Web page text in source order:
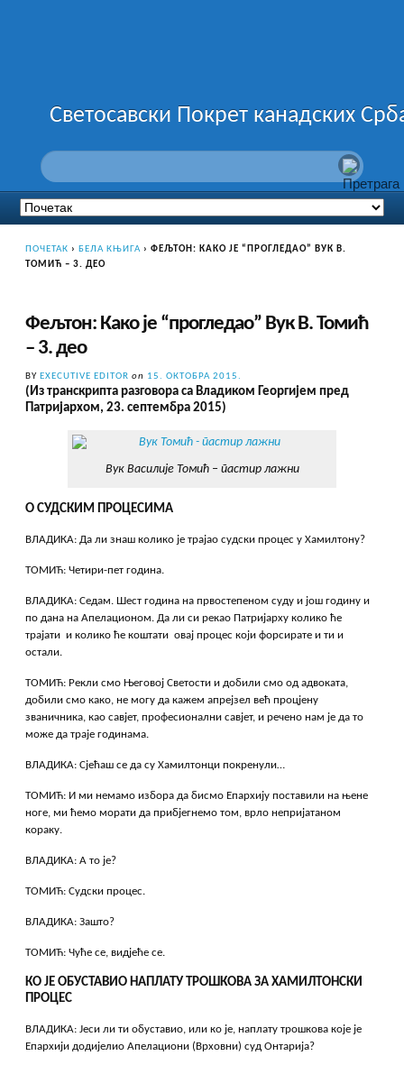
Светосавски Покрет канадских
ПОЧЕТАК › БЕЛА КЊИГА › ФЕЉТОН: КАКО ЈЕ “ПРОГЛЕДАО” ВУК В.
ТОМИЋ – 3. ДЕО
Фељтон: Како је “прогледао” Вук В. Томић
– 3. део
BYEXECUTIVE EDITOR on 15. ОКТОБРА 2015.
(Из транскрипта разговора са Владиком Георгијем пред
Патријархом, 23. септембра 2015)
Вук Василије Томић – пастир лажни
О СУДСКИМ ПРОЦЕСИМА
ВЛАДИКА: Да ли знаш колико је трајао судски процес у Хамилтону?
ТОМИЋ: Четири-пет година.
ВЛАДИКА: Седам. Шест година на првостепеном суду и још годину и
по дана на Апелационом. Да ли си рекао Патријарху колико ће
трајати и колико ће коштати овај процес који форсирате и ти и
остали.
ТОМИЋ: Рекли смо Његовој Светости и добили смо од адвоката,
добили смо како, не могу да кажем апрејзел већ процјену
званичника, као савјет, професионални савјет, и речено нам је да то
може да траје годинама.
ВЛАДИКА: Сјећаш се да су Хамилтонци покренули…
ТОМИЋ: И ми немамо избора да бисмо Епархију поставили на њене
ноге, ми ћемо морати да прибјегнемо том, врло непријатаном
кораку.
ВЛАДИКА: А то је?
ТОМИЋ: Судски процес.
ВЛАДИКА: Зашто?
ТОМИЋ: Чуће се, видјеће се.
КО ЈЕ ОБУСТАВИО НАПЛАТУ ТРОШКОВА ЗА ХАМИЛТОНСКИ
ПРОЦЕС
ВЛАДИКА: Јеси ли ти обуставио, или ко је, наплату трошкова које је
Епархији додијелио Апелациони (Врховни) суд Онтарија?